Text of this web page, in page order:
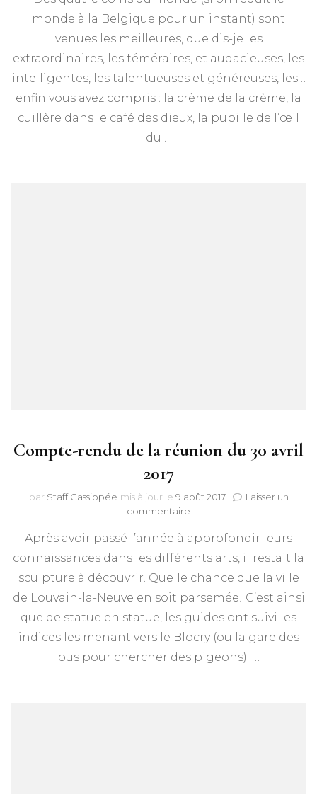
réunion
de
du
1er
octobre
2017
monde à la Belgique pour un instant) sont
venues les meilleures, que dis-je les
extraordinaires, les téméraires, et audacieuses, les
intelligentes, les talentueuses et généreuses, les…
enfin vous avez compris : la crème de la crème, la
cuillère dans le café des dieux, la pupille de l’œil
du …
Compte-rendu de la réunion du 30 avril
2017
par Staff Cassiopée mis à jour le 9 août 2017
Laisser un
commentaire
rendu
de
réunion
du
30
avril
2017
Après avoir passé l’année à approfondir leurs
connaissances dans les différents arts, il restait la
sculpture à découvrir. Quelle chance que la ville
de Louvain-la-Neuve en soit parsemée! C’est ainsi
que de statue en statue, les guides ont suivi les
indices les menant vers le Blocry (ou la gare des
bus pour chercher des pigeons). …